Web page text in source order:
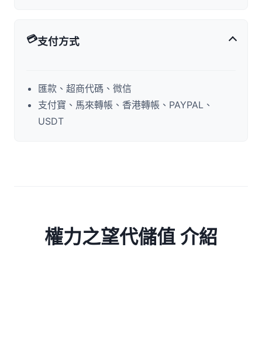
💳支付方式
匯款、超商代碼、微信
支付寶、馬來轉帳、香港轉帳、PAYPAL、
USDT
權力之望代儲值 介紹